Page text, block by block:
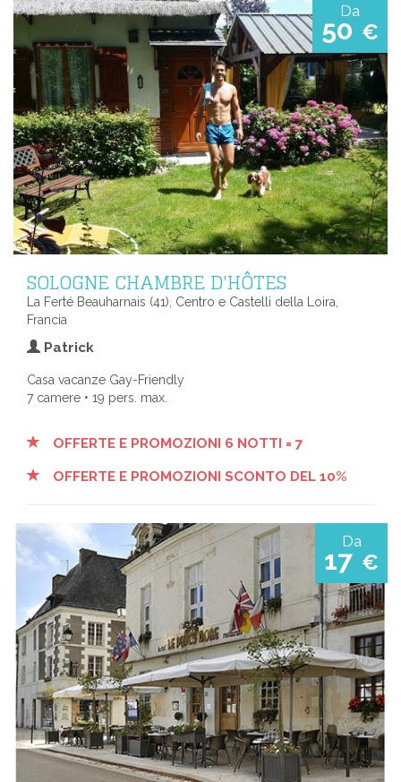
Da
50 €
SOLOGNE CHAMBRE D'HÔTES
La Ferté Beauharnais (41), Centro e Castelli della Loira,
Francia
Patrick
Casa vacanze Gay-Friendly
7 camere • 19 pers. max.
OFFERTE E PROMOZIONI 6 NOTTI = 7
OFFERTE E PROMOZIONI SCONTO DEL 10%
Da
17 €